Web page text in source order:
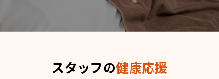
スタッフの健康応援